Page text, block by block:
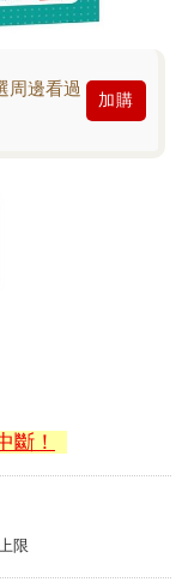
周邊看過
加購
斷！
限